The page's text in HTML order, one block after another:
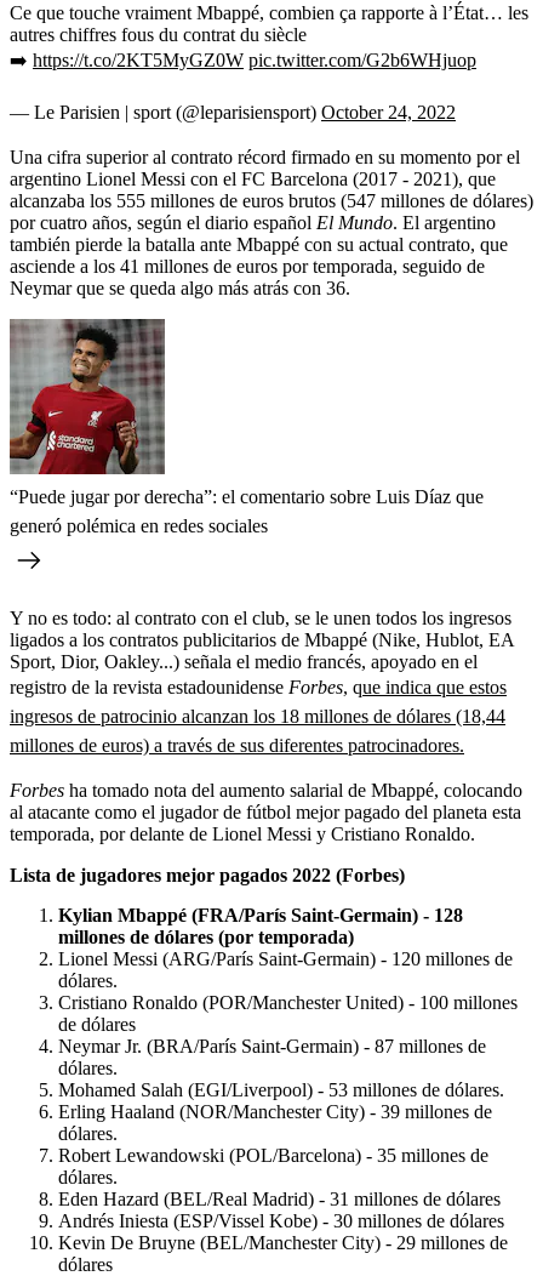
Ce que touche vraiment Mbappé, combien ça rapporte à l’État… les
autres chiffres fous du contrat du siècle
➡️ https://t.co/2KT5MyGZ0W pic.twitter.com/G2b6WHjuop
— Le Parisien | sport (@leparisiensport) October 24, 2022
Una cifra superior al contrato récord firmado en su momento por el
argentino Lionel Messi con el FC Barcelona (2017 - 2021), que
alcanzaba los 555 millones de euros brutos (547 millones de dólares)
por cuatro años, según el diario español El Mundo. El argentino
también pierde la batalla ante Mbappé con su actual contrato, que
asciende a los 41 millones de euros por temporada, seguido de
Neymar que se queda algo más atrás con 36.
“Puede jugar por derecha”: el comentario sobre Luis Díaz que
generó polémica en redes sociales
Y no es todo: al contrato con el club, se le unen todos los ingresos
ligados a los contratos publicitarios de Mbappé (Nike, Hublot, EA
Sport, Dior, Oakley...) señala el medio francés, apoyado en el
registro de la revista estadounidense Forbes, que indica que estos
ingresos de patrocinio alcanzan los 18 millones de dólares (18,44
millones de euros) a través de sus diferentes patrocinadores.
Forbes ha tomado nota del aumento salarial de Mbappé, colocando
al atacante como el jugador de fútbol mejor pagado del planeta esta
temporada, por delante de Lionel Messi y Cristiano Ronaldo.
Lista de jugadores mejor pagados 2022 (Forbes)
Kylian Mbappé (FRA/París Saint-Germain) - 128
millones de dólares (por temporada)
Lionel Messi (ARG/París Saint-Germain) - 120 millones de
dólares.
Cristiano Ronaldo (POR/Manchester United) - 100 millones
de dólares
Neymar Jr. (BRA/París Saint-Germain) - 87 millones de
dólares.
Mohamed Salah (EGI/Liverpool) - 53 millones de dólares.
Erling Haaland (NOR/Manchester City) - 39 millones de
dólares.
Robert Lewandowski (POL/Barcelona) - 35 millones de
dólares.
Eden Hazard (BEL/Real Madrid) - 31 millones de dólares
Andrés Iniesta (ESP/Vissel Kobe) - 30 millones de dólares
Kevin De Bruyne (BEL/Manchester City) - 29 millones de
dólares